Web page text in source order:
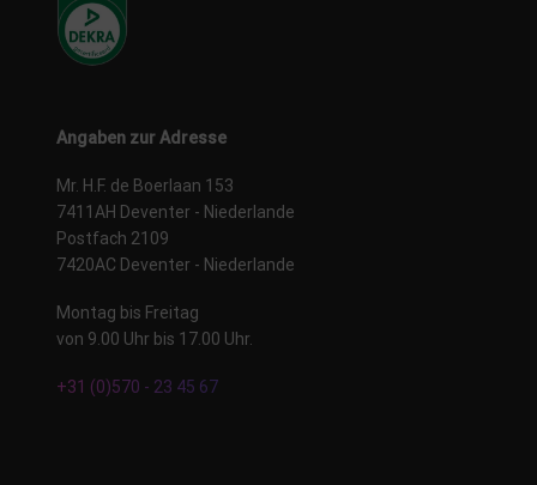
Angaben zur Adresse
Mr. H.F. de Boerlaan 153
7411AH Deventer - Niederlande
Postfach 2109
7420AC Deventer - Niederlande
Montag bis Freitag
von 9.00 Uhr bis 17.00 Uhr.
+31 (0)570 - 23 45 67